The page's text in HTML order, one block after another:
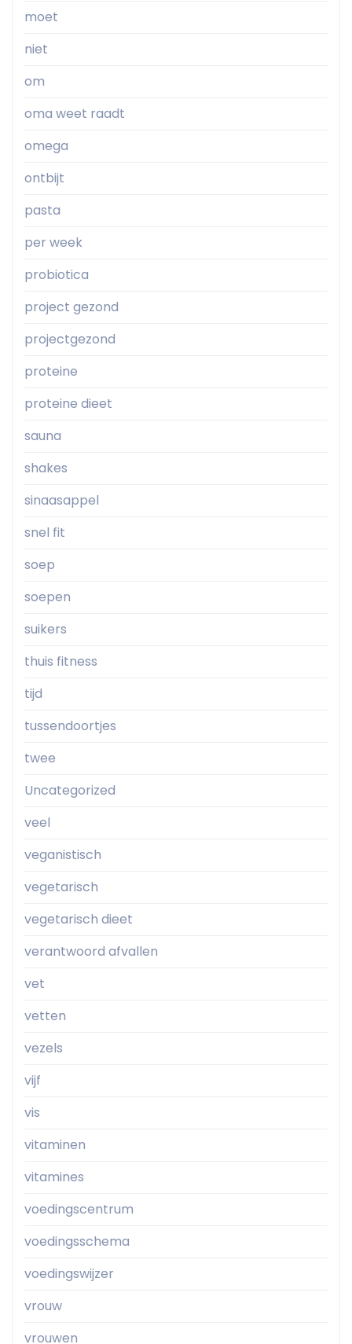
moet
niet
om
oma weet raadt
omega
ontbijt
pasta
per week
probiotica
project gezond
projectgezond
proteine
proteine dieet
sauna
shakes
sinaasappel
snel fit
soep
soepen
suikers
thuis fitness
tijd
tussendoortjes
twee
Uncategorized
veel
veganistisch
vegetarisch
vegetarisch dieet
verantwoord afvallen
vet
vetten
vezels
vijf
vis
vitaminen
vitamines
voedingscentrum
voedingsschema
voedingswijzer
vrouw
vrouwen